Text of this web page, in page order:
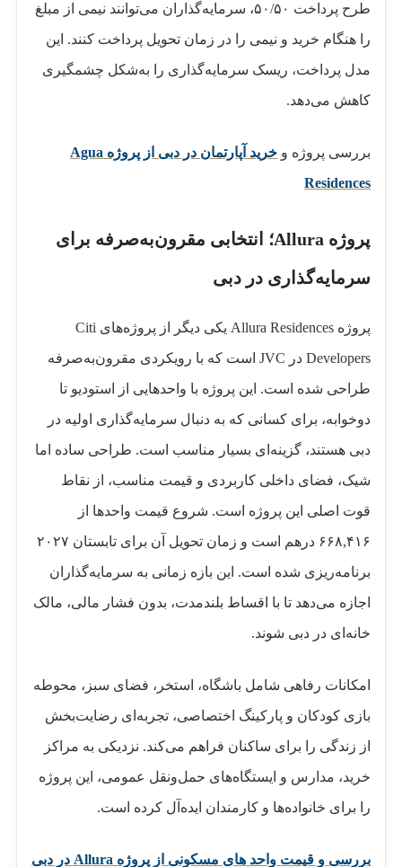
طرح پرداخت ۵۰/۵۰، سرمایه‌گذاران می‌توانند نیمی از مبلغ
را هنگام خرید و نیمی را در زمان تحویل پرداخت کنند. این
مدل پرداخت، ریسک سرمایه‌گذاری را به‌شکل چشمگیری
کاهش می‌دهد.
بررسی پروژه و
خرید آپارتمان در دبی از پروژه Agua
Residences
پروژه Allura؛ انتخابی مقرون‌به‌صرفه برای
سرمایه‌گذاری در دبی
پروژه Allura Residences یکی دیگر از پروژه‌های Citi
Developers در JVC است که با رویکردی مقرون‌به‌صرفه
طراحی شده است. این پروژه با واحدهایی از استودیو تا
دوخوابه، برای کسانی که به دنبال سرمایه‌گذاری اولیه در
دبی هستند، گزینه‌ای بسیار مناسب است. طراحی ساده اما
شیک، فضای داخلی کاربردی و قیمت مناسب، از نقاط
قوت اصلی این پروژه است. شروع قیمت واحدها از
۶۶۸,۴۱۶ درهم است و زمان تحویل آن برای تابستان ۲۰۲۷
برنامه‌ریزی شده است. این بازه زمانی به سرمایه‌گذاران
اجازه می‌دهد تا با اقساط بلندمدت، بدون فشار مالی، مالک
خانه‌ای در دبی شوند.
امکانات رفاهی شامل باشگاه، استخر، فضای سبز، محوطه
بازی کودکان و پارکینگ اختصاصی، تجربه‌ای رضایت‌بخش
از زندگی را برای ساکنان فراهم می‌کند. نزدیکی به مراکز
خرید، مدارس و ایستگاه‌های حمل‌ونقل عمومی، این پروژه
را برای خانواده‌ها و کارمندان ایده‌آل کرده است.
بررسی و قیمت واحد های مسکونی از پروژه Allura در دبی